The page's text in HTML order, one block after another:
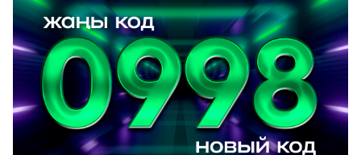
eSIM M2M
Услуги
Компания